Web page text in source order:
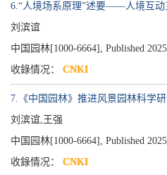
6.“人境场系原理”述要——人境互动
刘滨谊
中国园林[1000-6664], Published
收錄情况： CNKI
7.《中国园林》推进风景园林科学
刘滨谊,王强
中国园林[1000-6664], Published
收錄情况： CNKI